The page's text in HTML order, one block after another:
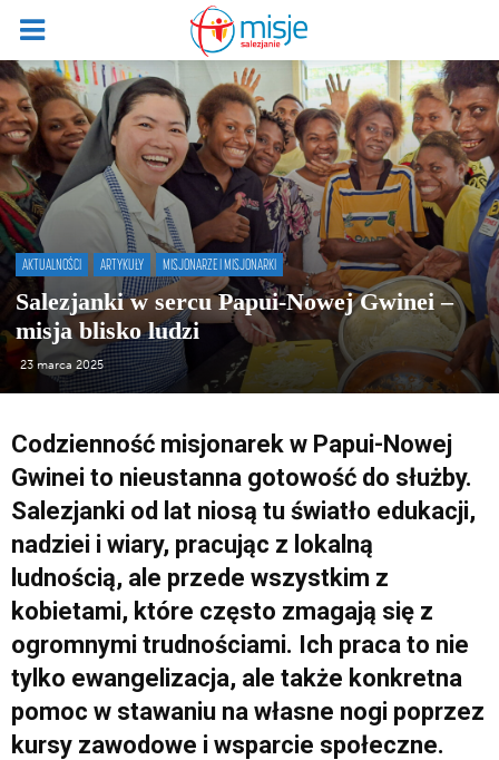
AKTUALNOŚCI ARTYKUŁY MISJONARZE I MISJONARKI
Salezjanki w sercu Papui-Nowej Gwinei –
misja blisko ludzi
23 marca 2025
Codzienność misjonarek w Papui-Nowej
Gwinei to nieustanna gotowość do służby.
Salezjanki od lat niosą tu światło edukacji,
nadziei i wiary, pracując z lokalną
ludnością, ale przede wszystkim z
kobietami, które często zmagają się z
ogromnymi trudnościami. Ich praca to nie
tylko ewangelizacja, ale także konkretna
pomoc w stawaniu na własne nogi poprzez
kursy zawodowe i wsparcie społeczne.